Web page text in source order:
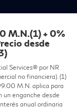
M.N.(1) + 0%
desde
Services® por NR
no financiera). (1)
M.N. aplica para
un enganche desde
anual ordinaria